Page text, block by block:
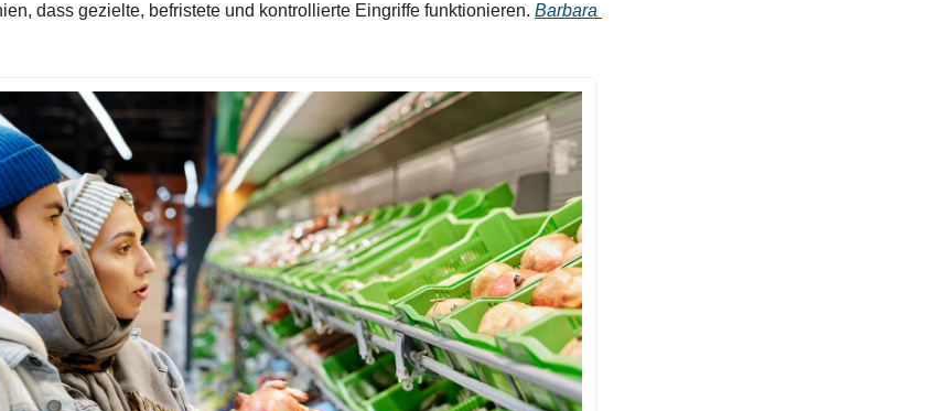
dass gezielte, befristete und kontrollierte Eingriffe funktionieren. Barbara